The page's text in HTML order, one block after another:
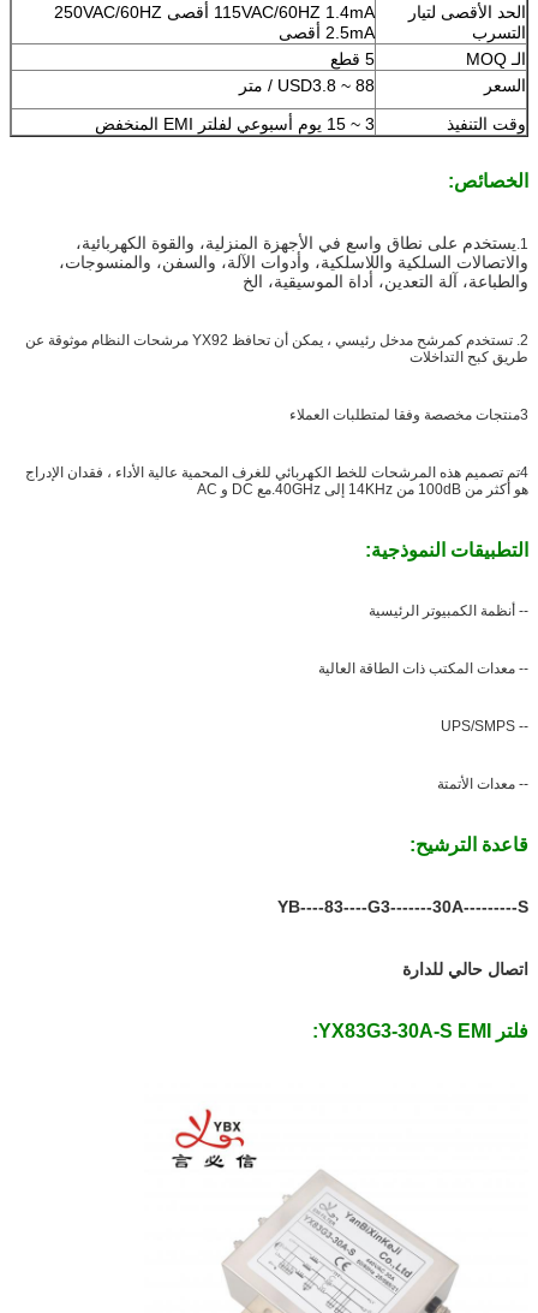
الحد الأقصى لتيار
التسرب
115VAC/60HZ 1.4mA أقصى 250VAC/60HZ
2.5mA أقصى
الـ MOQ
5 قطع
السعر
USD3.8 ~ 88 / متر
وقت التنفيذ
3 ~ 15 يوم أسبوعي لفلتر EMI المنخفض
الخصائص:
1. يستخدم على نطاق واسع في الأجهزة المنزلية، والقوة الكهربائية،
والاتصالات السلكية واللاسلكية، وأدوات الآلة، والسفن، والمنسوجات،
والطباعة، آلة التعدين، أداة الموسيقية، الخ
2. تستخدم كمرشح مدخل رئيسي ، يمكن أن تحافظ YX92 مرشحات النظام موثوقة عن
طريق كبح التداخلات
3منتجات مخصصة وفقا لمتطلبات العملاء
4تم تصميم هذه المرشحات للخط الكهربائي للغرف المحمية عالية الأداء ، فقدان الإدراج
هو أكثر من 100dB من 14KHz إلى 40GHz.مع DC و AC
التطبيقات النموذجية:
-- أنظمة الكمبيوتر الرئيسية
-- معدات المكتب ذات الطاقة العالية
-- UPS/SMPS
-- معدات الأتمتة
قاعدة الترشيح:
YB----83----G3-------30A---------S
اتصال حالي للدارة
فلتر YX83G3-30A-S EMI: